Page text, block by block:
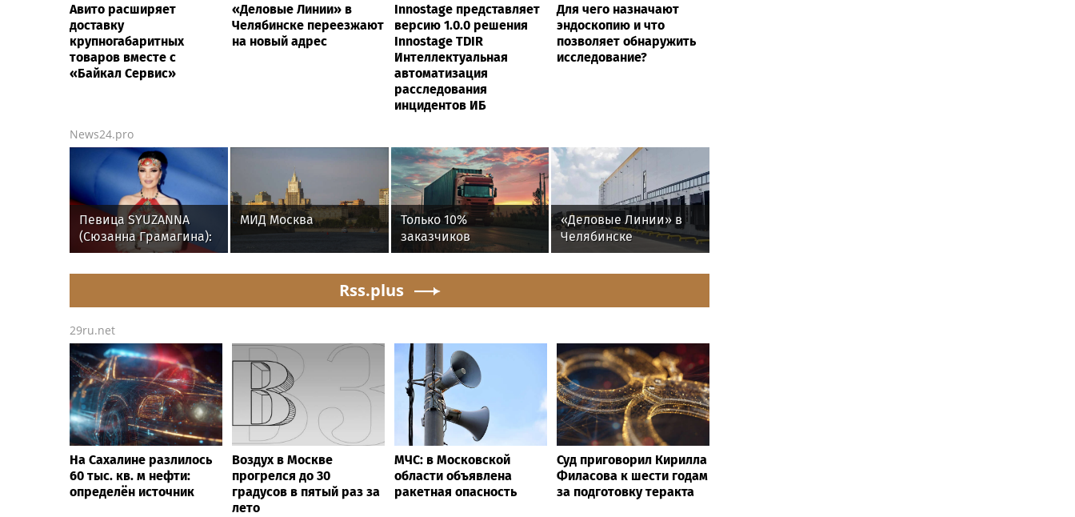
Авито расширяет
доставку
крупногабаритных
товаров вместе с
«Байкал Сервис»
«Деловые Линии» в
Челябинске переезжают
на новый адрес
Innostage представляет
версию 1.0.0 решения
Innostage TDIR
Интеллектуальная
автоматизация
расследования
инцидентов ИБ
Для чего назначают
эндоскопию и что
позволяет обнаружить
исследование?
News24.pro
Певица SYUZANNA
(Сюзанна Грамагина):
как перестать
волноваться и начать
МИД Москва
Только 10%
заказчиков
проверяют реальную
готовность
перевозчиков к
переходу на ЭДО –
страхование»
«Деловые Линии» в
Челябинске
переезжают на новый
адрес
Rss.plus
29ru.net
На Сахалине разлилось
60 тыс. кв. м нефти:
определён источник
Воздух в Москве
прогрелся до 30
градусов в пятый раз за
лето
МЧС: в Московской
области объявлена
ракетная опасность
Суд приговорил Кирилла
Филасова к шести годам
за подготовку теракта